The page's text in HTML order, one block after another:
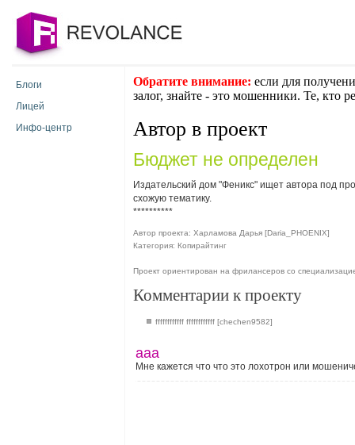
Блоги
Лицей
Инфо-центр
Обратите внимание: если для
залог, знайте - это мошенники. Те, кто
Автор в проект
Бюджет не определен
Издательский дом "Феникс" ищет автора под
схожую тематику.
**********
Автор проекта: Харламова Дарья [Daria_PHOENIX]
Категория: Копирайтинг
Проект ориентирован на фрилансеров со
Комментарии к проекту
ffffffffffff ffffffffffff [chechen9582]
ааа
Мне кажется что что это лохотрон или